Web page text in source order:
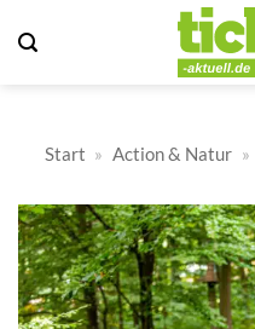
Inhalt
Start » Action & Natur »